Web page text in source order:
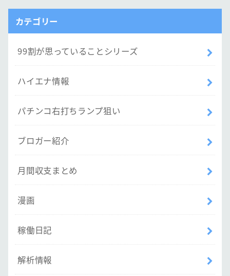
カテゴリー
99割が思っていることシリーズ
ハイエナ情報
パチンコ右打ちランプ狙い
ブロガー紹介
月間収支まとめ
漫画
稼働日記
解析情報